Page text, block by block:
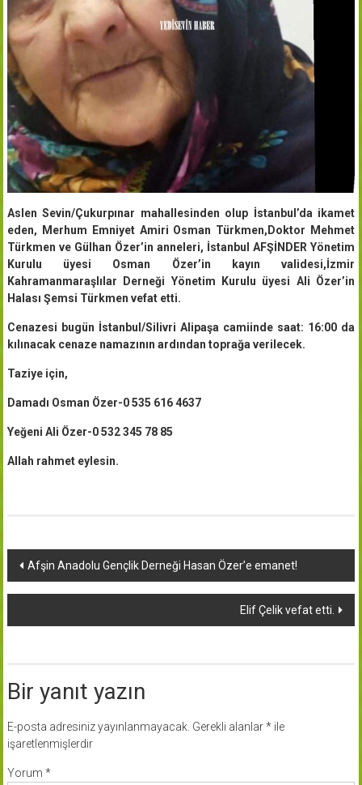
Aslen Sevin/Çukurpınar mahallesinden olup İstanbul’da ikamet
eden, Merhum Emniyet Amiri Osman Türkmen,Doktor Mehmet
Türkmen ve Gülhan Özer’in anneleri, İstanbul AFŞİNDER Yönetim
Kurulu üyesi Osman Özer’in kayın validesi,İzmir
Kahramanmaraşlılar Derneği Yönetim Kurulu üyesi Ali Özer’in
Halası Şemsi Türkmen vefat etti.
Cenazesi bugün İstanbul/Silivri Alipaşa camiinde saat: 16:00 da
kılınacak cenaze namazının ardından toprağa verilecek.
Taziye için,
Damadı Osman Özer-0 535 616 4637
Yeğeni Ali Özer-0 532 345 78 85
Allah rahmet eylesin.
Yazı
dolaşımı
Afşin Anadolu Gençlik Derneği Hasan Özer’e emanet!
Elif Çelik vefat etti.
Bir yanıt yazın
E-posta adresiniz yayınlanmayacak. Gerekli alanlar*ile
işaretlenmişlerdir
Yorum *